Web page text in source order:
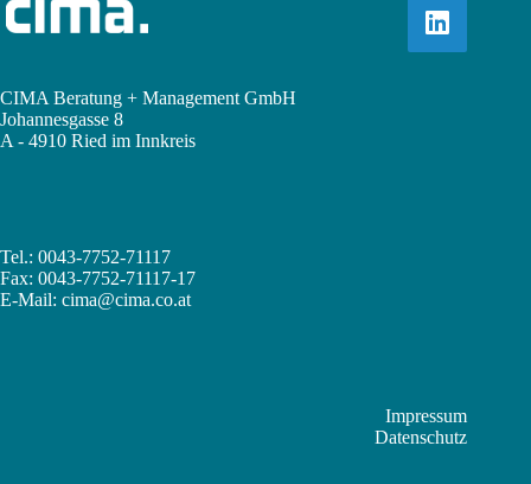
CIMA Beratung + Management GmbH
Johannesgasse 8
A - 4910 Ried im Innkreis
Tel.: 0043-7752-71117
Fax: 0043-7752-71117-17
E-Mail: cima@cima.co.at
Impressum
Datenschutz